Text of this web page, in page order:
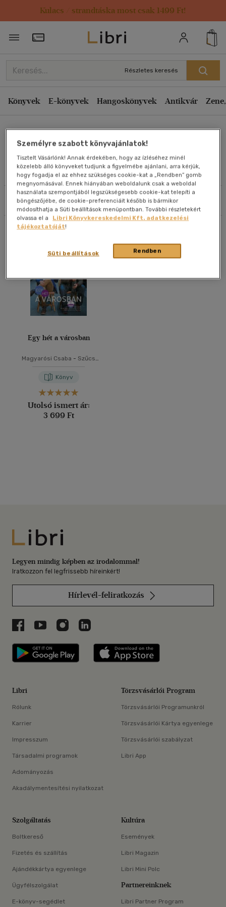
Kulacs / strandtáska most csak 1499 Ft!
Törzsvásárlói Kártya adatai
Részletes keresés
Könyvek E-könyvek Hangoskönyvek Antikvár
Művei
Szűrés Rendezés
Rendezés
Kiadás éve szerint csökkenő
Ár szerint csökkenő
Eladott darabszám szerint csökkenő
Eladott darabszám szerint növekvő
Cím szerint A-Z
Szerző szerint A-Z
Megjelenítés
20 db / oldal
Alkalmaz
Egy hét a városban
Magyarósi Csaba - Szűcs
Könyv
Utolsó ismert ár:
3 699 Ft
Libri
Legyen mindig képben az irodalommal!
Iratkozzon fel legfrissebb híreinkért!
Hírlevél-feliratkozás
Libri a Facebookon
Libri a Youtube-on
Libri az Instagramon
Libri a LinkedInen
Libri applikáció Szerezd meg: Google
Libri
Rólunk
Karrier
Impresszum
Társadalmi programok
Adományozás
Akadálymentesítési nyilatkozat
Törzsvásárlói Program
Törzsvásárlói Programunkról
Törzsvásárlói Kártya egyenlege
Törzsvásárlói szabályzat
Libri App
Szolgáltatás
Boltkereső
Fizetés és szállítás
Ajándékkártya egyenlege
Ügyfélszolgálat
E-könyv-segédlet
Kultúra
Események
Libri Magazin
Libri Mini Polc
Partnereinknek
Libri Partner Program
Személyre szabott könyvajánlatok!
Tisztelt Vásárlónk! Annak érdekében, hogy az ízléséhez minél
közelebb álló könyveket tudjunk a figyelmébe ajánlani, arra kérjük,
hogy fogadja el az ehhez szükséges cookie-kat a „Rendben” gomb
megnyomásával. Ennek hiányában weboldalunk csak a weboldal
használata szempontjából legszükségesebb cookie-kat telepíti a
böngészőjébe, de cookie-preferenciáit később is bármikor
módosíthatja a Süti beállítások menüpontban. További részletekért
olvassa el a
Libri Könyvkereskedelmi Kft. adatkezelési
tájékoztatóját!
Rendben
Süti beállítások